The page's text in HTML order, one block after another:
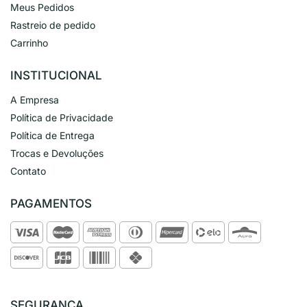
Meus Pedidos
Rastreio de pedido
Carrinho
INSTITUCIONAL
A Empresa
Política de Privacidade
Política de Entrega
Trocas e Devoluções
Contato
PAGAMENTOS